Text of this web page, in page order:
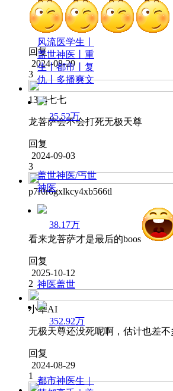
回复
2024-08-29
3
1314七七
龙菩萨会不会打死无极天尊
回复
2024-09-03
3
p7r0r6gxlkcy4xb566tl
看来龙菩萨才是最后的boos
回复
2025-10-12
2
小草AI
无极天尊还没死呢啊，估计也差
回复
2024-08-29
1
风流医学生丨
盖世神医丨重
生丨都市丨复
仇丨多播爽文
35.52万
盖世神医/丐世
神医
38.17万
神医盖世
352.92万
都市神医生｜